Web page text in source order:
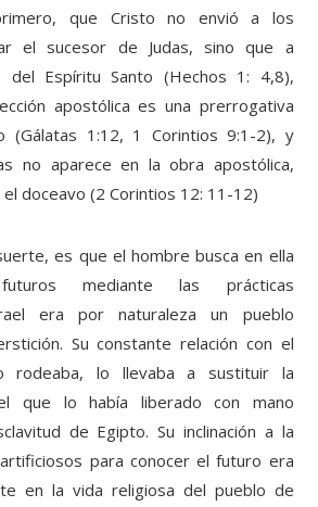
que Cristo no envió a los
el sucesor de Judas, sino que a
del Espíritu Santo (Hechos 1: 4,8),
apostólica es una prerrogativa
(Gálatas 1:12, 1 Corintios 9:1-2), y
no aparece en la obra apostólica,
doceavo (2 Corintios 12: 11-12)
es que el hombre busca en ella
mediante las prácticas
era por naturaleza un pueblo
Su constante relación con el
rodeaba, lo llevaba a sustituir la
que lo había liberado con mano
de Egipto. Su inclinación a la
para conocer el futuro era
en la vida religiosa del pueblo de